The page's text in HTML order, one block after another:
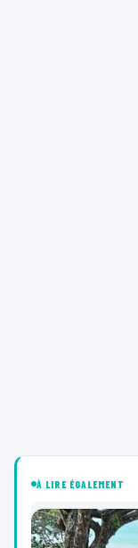
À LIRE ÉGALEMENT